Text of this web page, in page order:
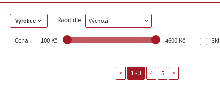
Výrobce Řadit dle Výchozí
Cena 100 Kč 4600 Kč
< 1 - 3 4 5 >